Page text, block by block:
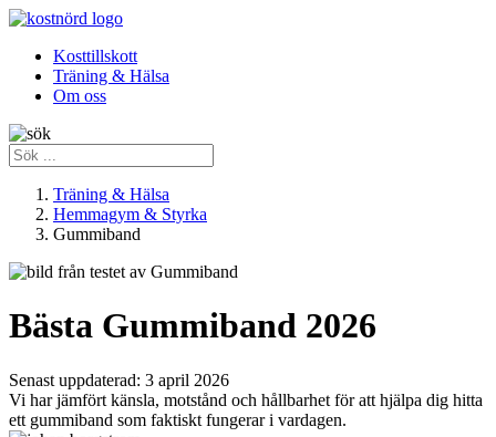
Kosttillskott
Träning & Hälsa
Om oss
Träning & Hälsa
Hemmagym & Styrka
Gummiband
Bästa Gummiband 2026
Senast uppdaterad: 3 april 2026
Vi har jämfört känsla, motstånd och hållbarhet för att hjälpa dig hitta
ett gummiband som faktiskt fungerar i vardagen.